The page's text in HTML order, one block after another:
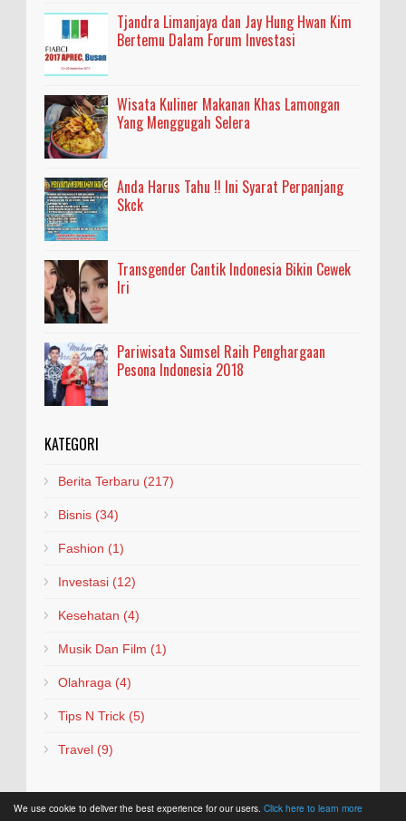
We use cookie to deliver the best experience for our users. Click here to learn more
Tjandra Limanjaya dan Jay Hung Hwan Kim
Bertemu Dalam Forum Investasi
Wisata Kuliner Makanan Khas Lamongan
Yang Menggugah Selera
Anda Harus Tahu !! Ini Syarat Perpanjang
Skck
Transgender Cantik Indonesia Bikin Cewek
Iri
Pariwisata Sumsel Raih Penghargaan
Pesona Indonesia 2018
KATEGORI
Berita Terbaru (217)
Bisnis (34)
Fashion (1)
Investasi (12)
Kesehatan (4)
Musik Dan Film (1)
Olahraga (4)
Tips N Trick (5)
Travel (9)